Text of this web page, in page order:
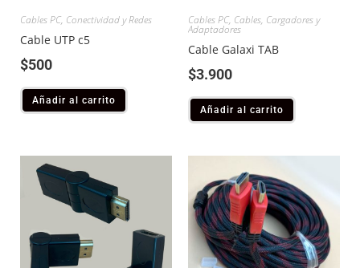
Cables PC, Conectividad y Redes
Cable UTP c5
$500
Añadir al carrito
Cables PC, Cables, Cargadores y
Adaptadores
Cable Galaxi TAB
$3.900
Añadir al carrito